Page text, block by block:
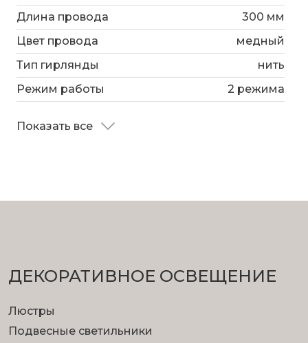
Длина провода
300 мм
Цвет провода
медный
Тип гирлянды
нить
Режим работы
2 режима
Показать все
ДЕКОРАТИВНОЕ ОСВЕЩЕНИЕ
Люстры
Подвесные светильники